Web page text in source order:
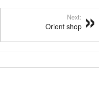
Next:
Orient shop